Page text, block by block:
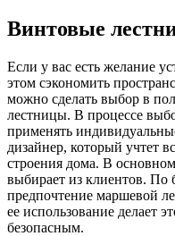
Винтовые
Если у вас есть желание
этом сэкономить
можно сделать выбор в
лестницы. В процессе
применять
дизайнер, который учтет
строения дома. В
выбирает из клиентов. По
предпочтение маршевой
ее использование делает
безопасным.